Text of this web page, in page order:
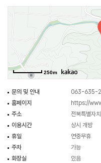
관음전·요사채가 있다. 1946년에
1칸의 맞배지붕 건물로 내부에 석
관음전은 정면 3칸, 측면 2칸 팔
천수관음상과 지장보살상이 있으
걸려 있다.
250m
문의 및 안내
063-635-
홈페이지
https://
주소
전북특별자
이용시간
상시 개방
휴일
연중무휴
주차
가능
화장실
있음